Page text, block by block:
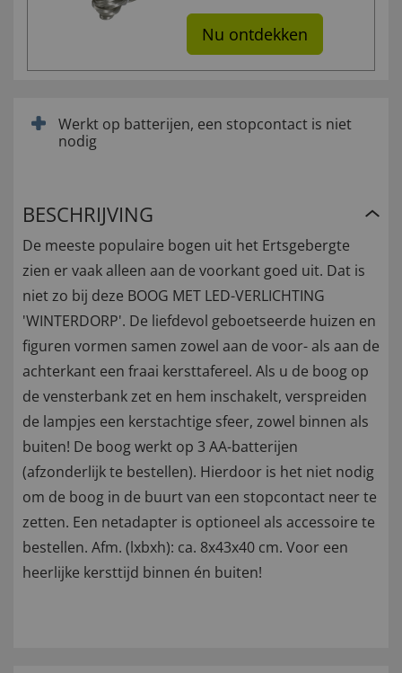
Nu ontdekken
Werkt op batterijen, een stopcontact is niet
nodig
BESCHRIJVING
De meeste populaire bogen uit het Ertsgebergte
zien er vaak alleen aan de voorkant goed uit. Dat is
niet zo bij deze BOOG MET LED-VERLICHTING
'WINTERDORP'. De liefdevol geboetseerde huizen en
figuren vormen samen zowel aan de voor- als aan de
achterkant een fraai kersttafereel. Als u de boog op
de vensterbank zet en hem inschakelt, verspreiden
de lampjes een kerstachtige sfeer, zowel binnen als
buiten! De boog werkt op 3 AA-batterijen
(afzonderlijk te bestellen). Hierdoor is het niet nodig
om de boog in de buurt van een stopcontact neer te
zetten. Een netadapter is optioneel als accessoire te
bestellen. Afm. (lxbxh): ca. 8x43x40 cm. Voor een
heerlijke kersttijd binnen én buiten!